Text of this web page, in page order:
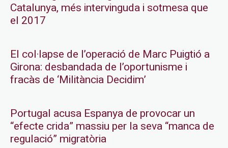
Catalunya, més intervinguda i sotmesa que
el 2017
El col·lapse de l’operació de Marc Puigtió a
Girona: desbandada de l’oportunisme i
fracàs de ‘Militància Decidim’
Portugal acusa Espanya de provocar un
“efecte crida” massiu per la seva “manca de
regulació” migratòria